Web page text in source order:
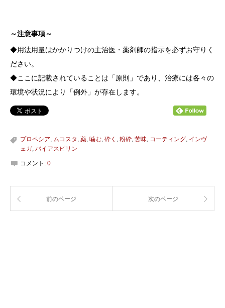
～注意事項～
◆用法用量はかかりつけの主治医・薬剤師の指示を必ずお守りく
ださい。
◆ここに記載されていることは「原則」であり、治療には各々の
環境や状況により「例外」が存在します。
プロペシア, ムコスタ , 薬, 噛む, 砕く , 粉砕, 苦味, コーティング, インヴ
ェガ, バイアスピリン
コメント: 0
前のページ 次のページ